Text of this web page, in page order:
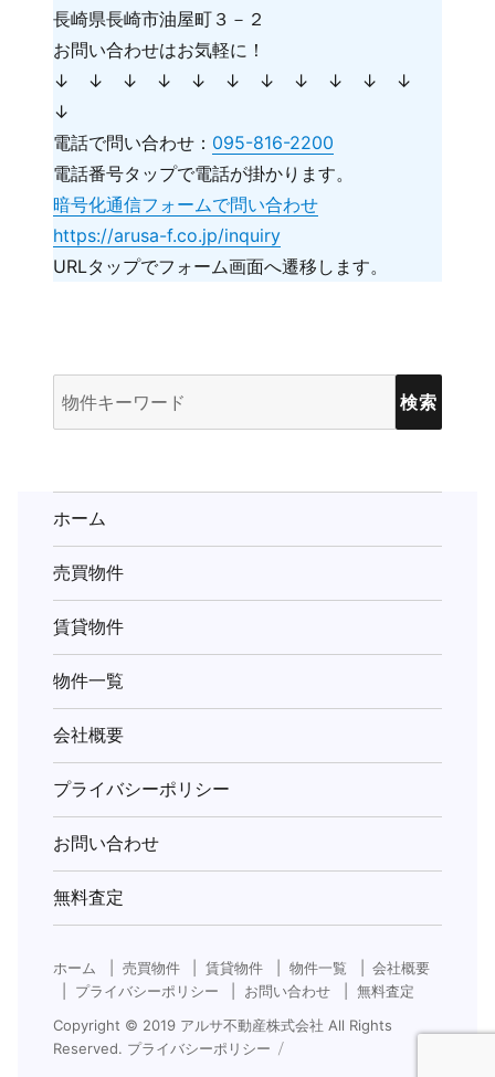
長崎県長崎市油屋町３－２
お問い合わせはお気軽に！
↓ ↓ ↓ ↓ ↓ ↓ ↓ ↓ ↓ ↓ ↓
↓
電話で問い合わせ： 095-816-2200
電話番号タップで電話が掛かります。
暗号化通信フォームで問い合わせ
https://arusa-f.co.jp/inquiry
URLタップでフォーム画面へ遷移します。
(キ
ー
ワ
ー
ド)
ホーム
売買物件
賃貸物件
物件一覧
会社概要
プライバシーポリシー
お問い合わせ
無料査定
ホーム 売買物件 賃貸物件 物件一覧
会社概要
プライバシーポリシー
お問い合わせ
無料査定
Copyright © 2019 アルサ不動産株式会社 All Rights
Reserved. プライバシーポリシー